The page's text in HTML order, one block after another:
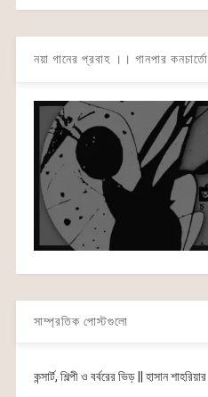
নয়া গানের প্রবাহ ।। গানপার কনচার্তো
সাম্প্রতিক পোস্টগুলো
কন্সার্ট, শিল্পী ও বর্বরের ভিড় || হাসান শাহরিয়ার